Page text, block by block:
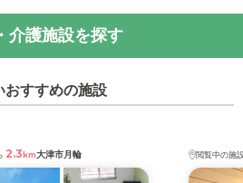
介護施設を探す
おすすめの施設
2.3km大津市月輪 閲覧中の施